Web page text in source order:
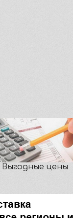
Выгодные цены